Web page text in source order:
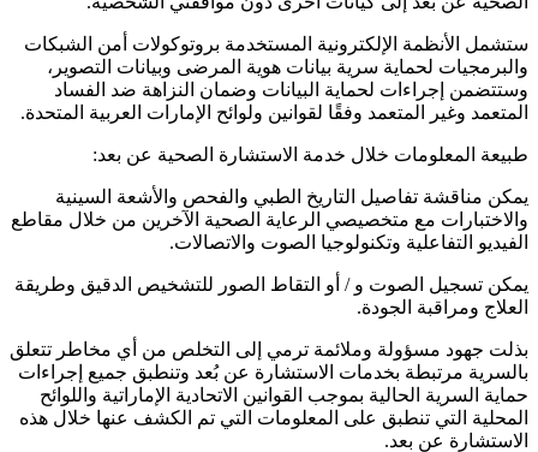
ستشمل الأنظمة الإلكترونية المستخدمة بروتوكولات أمن الشبكات
والبرمجيات لحماية سرية بيانات هوية المرضى وبيانات التصوير،
وستتضمن إجراءات لحماية البيانات وضمان النزاهة ضد الفساد
المتعمد وغير المتعمد وفقًا لقوانين ولوائح الإمارات العربية المتحدة.
طبيعة المعلومات خلال خدمة الاستشارة الصحية عن بعد:
يمكن مناقشة تفاصيل التاريخ الطبي والفحص والأشعة السينية
والاختبارات مع متخصيصي الرعاية الصحية الآخرين من خلال مقاطع
الفيديو التفاعلية وتكنولوجيا الصوت والاتصالات.
يمكن تسجيل الصوت و / أو التقاط الصور للتشخيص الدقيق وطريقة
العلاج ومراقبة الجودة.
بذلت جهود مسؤولة وملائمة ترمي إلى التخلص من أي مخاطر تتعلق
بالسرية مرتبطة بخدمات الاستشارة عن بُعد وتنطبق جميع إجراءات
حماية السرية الحالية بموجب القوانين الاتحادية الإماراتية واللوائح
المحلية التي تنطبق على المعلومات التي تم الكشف عنها خلال هذه
الاستشارة عن بعد.